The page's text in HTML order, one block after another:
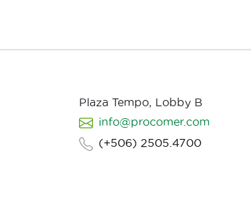
Plaza Tempo, Lobby B
info@procomer.com
(+506) 2505.4700